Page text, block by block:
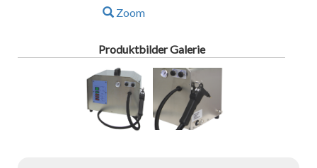
Zoom
Produktbilder Galerie